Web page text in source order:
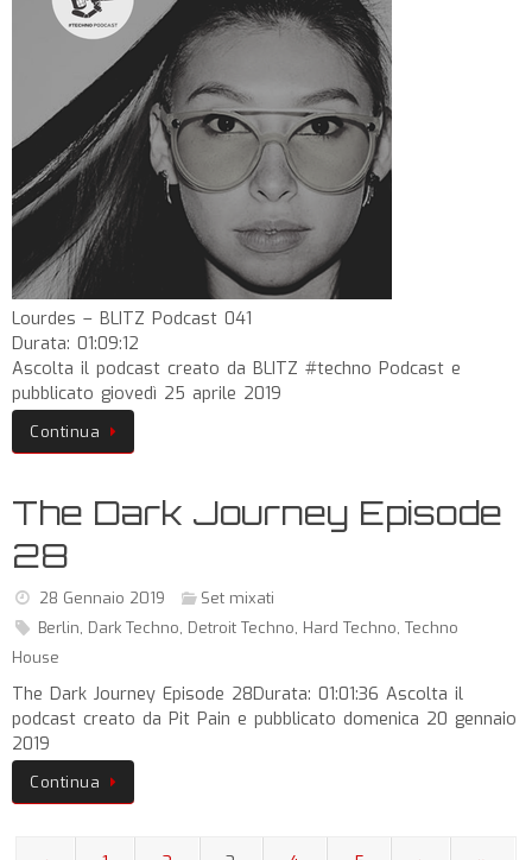
Lourdes – BLITZ Podcast 041
Durata: 01:09:12
Ascolta il podcast creato da BLITZ #techno Podcast e
pubblicato giovedì 25 aprile 2019
Continua
The Dark Journey Episode
28
28 Gennaio 2019
Set mixati
Berlin, Dark Techno, Detroit Techno, Hard Techno, Techno
House
The Dark Journey Episode 28Durata: 01:01:36 Ascolta il
podcast creato da Pit Pain e pubblicato domenica 20 gennaio
2019
Continua